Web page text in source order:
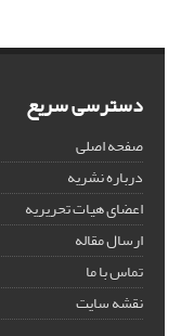
دسترسی سریع
صفحه اصلی
درباره نشریه
اعضای هیات تحریریه
ارسال مقاله
تماس با ما
نقشه سایت